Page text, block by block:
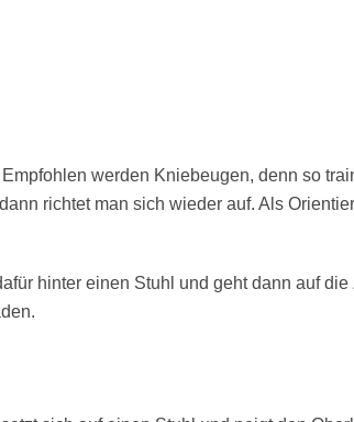
werden Kniebeugen, denn so
richtet man sich wieder auf. Als
hinter einen Stuhl und geht dann auf